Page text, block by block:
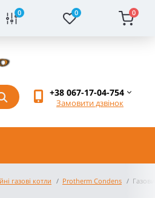
0 0 0
+38 067-17-04-754
Замовити дзвінок
газові котли Protherm Condens